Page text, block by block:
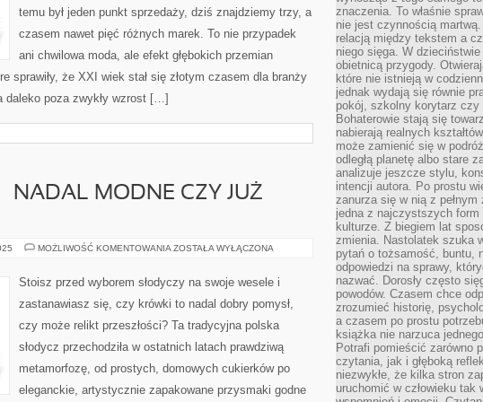
WIEKU
temu był jeden punkt sprzedaży, dziś znajdziemy trzy, a
czasem nawet pięć różnych marek. To nie przypadek
ani chwilowa moda, ale efekt głębokich przemian
sprawiły, że XXI wiek stał się złotym czasem dla branży
daleko poza zwykły wzrost […]
NADAL MODNE CZY JUŻ
MOŻLIWOŚĆ KOMENTOWANIA KRÓWKI
MODNE
JUŻ
ZOSTAŁA WYŁĄCZONA
Stoisz przed wyborem słodyczy na swoje wesele i
zastanawiasz się, czy krówki to nadal dobry pomysł,
czy może relikt przeszłości? Ta tradycyjna polska
słodycz przechodziła w ostatnich latach prawdziwą
metamorfozę, od prostych, domowych cukierków po
eleganckie, artystycznie zapakowane przysmaki godne
znaczenia. To właśnie
nie jest czynnością
relacją między tekstem a
niego sięga. W
obietnicą przygody.
które nie istnieją w
jednak wydają się równie
pokój, szkolny korytarz czy
Bohaterowie stają się
nabierają realnych
może zamienić się w
odległą planetę albo stare
analizuje jeszcze stylu,
intencji autora. Po prostu
zanurza się w nią z pełnym
jedna z najczystszych
kulturze. Z biegiem lat
zmienia. Nastolatek szuka
pytań o tożsamość, buntu,
odpowiedzi na sprawy,
nazwać. Dorosły często
powodów. Czasem chce
zrozumieć historię,
a czasem po prostu
książka nie narzuca
Potrafi pomieścić zarówno
czytania, jak i głęboką
niezwykłe, że kilka stron
uruchomić w człowieku tak